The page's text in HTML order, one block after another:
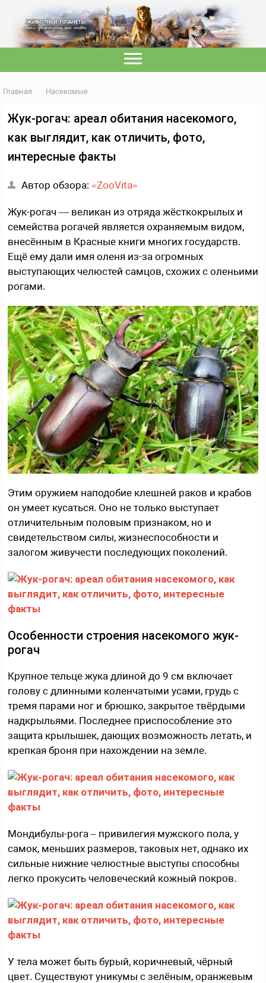
Главная Насекомые
Жук-рогач: ареал обитания насекомого,
как выглядит, как отличить, фото,
интересные факты
Автор обзора: «ZooVita»
Жук-рогач — великан из отряда жёсткокрылых и
семейства рогачей является охраняемым видом,
внесённым в Красные книги многих государств.
Ещё ему дали имя оленя из-за огромных
выступающих челюстей самцов, схожих с оленьими
рогами.
Этим оружием наподобие клешней раков и крабов
он умеет кусаться. Оно не только выступает
отличительным половым признаком, но и
свидетельством силы, жизнеспособности и
залогом живучести последующих поколений.
Особенности строения насекомого жук-
рогач
Крупное тельце жука длиной до 9 см включает
голову с длинными коленчатыми усами, грудь с
тремя парами ног и брюшко, закрытое твёрдыми
надкрыльями. Последнее приспособление это
защита крылышек, дающих возможность летать, и
крепкая броня при нахождении на земле.
Мондибулы-рога – привилегия мужского пола, у
самок, меньших размеров, таковых нет, однако их
сильные нижние челюстные выступы способны
легко прокусить человеческий кожный покров.
У тела может быть бурый, коричневый, чёрный
цвет. Существуют уникумы с зелёным, оранжевым